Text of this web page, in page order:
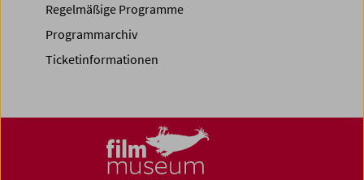
Regelmäßige Programme
Programmarchiv
Ticketinformationen